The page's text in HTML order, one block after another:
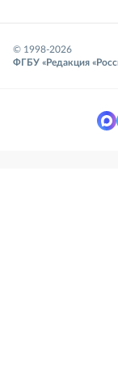
© 1998-2026
ФГБУ «Редакция